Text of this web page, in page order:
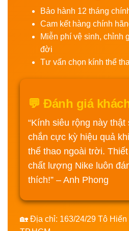
Bảo hành 12 tháng
Cam kết hàng chính
Miễn phí vệ sinh, chỉnh
đời
Tư vấn chọn kính thể
💬 Đánh giá
“Kính siêu rộng này
chắn cực kỳ hiệu quả
thể thao ngoài trời.
chất lượng Nike luôn
thích!” – Anh Phong
🏡 Địa chỉ: 163/24/29 Tô